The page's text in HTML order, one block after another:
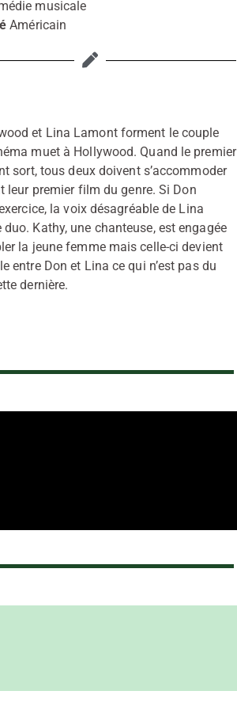
musicale
Américain
et Lina Lamont forment le couple
muet à Hollywood. Quand le premier
sort, tous deux doivent s’accommoder
leur premier film du genre. Si Don
la voix désagréable de Lina
duo. Kathy, une chanteuse, est engagée
la jeune femme mais celle-ci devient
entre Don et Lina ce qui n’est pas du
dernière.